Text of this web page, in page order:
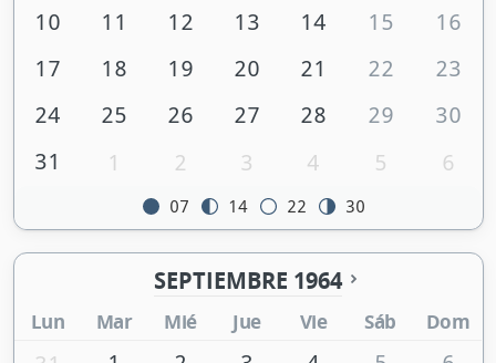
10
11 12 13 14 15
16
17
18 19 20 21 22
23
24
25 26 27 28 29
30
31
1 2 3 4 5 6
07 14 22 30
SEPTIEMBRE 1964
Lun Mar Mié Jue Vie Sáb Dom